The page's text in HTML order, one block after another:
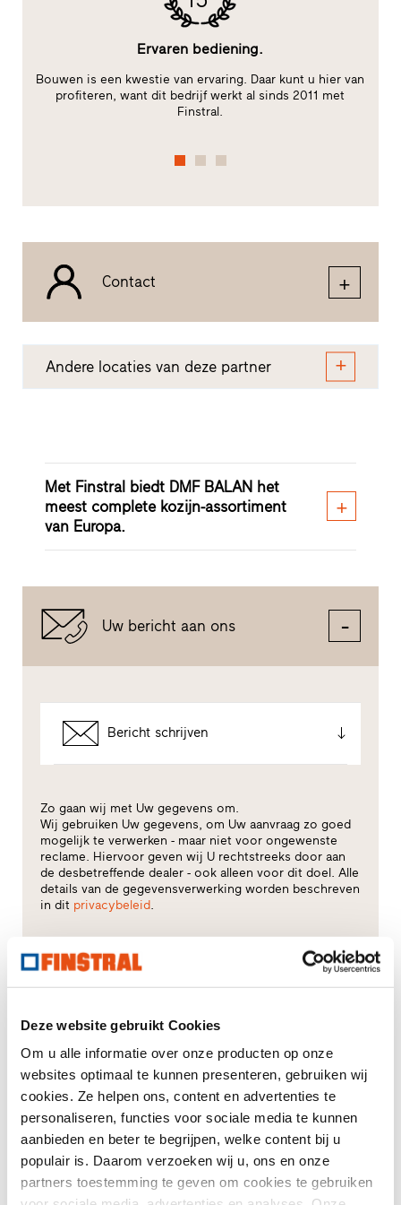
Deze website gebruikt Cookies
Om u alle informatie over onze producten op onze
websites optimaal te kunnen presenteren, gebruiken wij
cookies. Ze helpen ons, content en advertenties te
personaliseren, functies voor sociale media te kunnen
aanbieden en beter te begrijpen, welke content bij u
populair is. Daarom verzoeken wij u, ons en onze
partners toestemming te geven om cookies te gebruiken
Ervaren bediening.
Bouwen is een kwestie van ervaring. Daar kunt u hier van
profiteren, want dit bedrijf werkt al sinds 2011 met
Finstral.
Contact
Andere locaties van deze partner
Met Finstral biedt DMF BALAN het
meest complete kozijn-assortiment
van Europa.
Uw bericht aan ons
Bericht schrijven
Zo gaan wij met Uw gegevens om.
Wij gebruiken Uw gegevens, om Uw aanvraag zo goed
mogelijk te verwerken - maar niet voor ongewenste
reclame. Hiervoor geven wij U rechtstreeks door aan
de desbetreffende dealer - ook alleen voor dit doel. Alle
details van de gegevensverwerking worden beschreven
in dit privacybeleid.
Voor welk thema heeft u vooral interesse?
Glasgevels
Renovatie